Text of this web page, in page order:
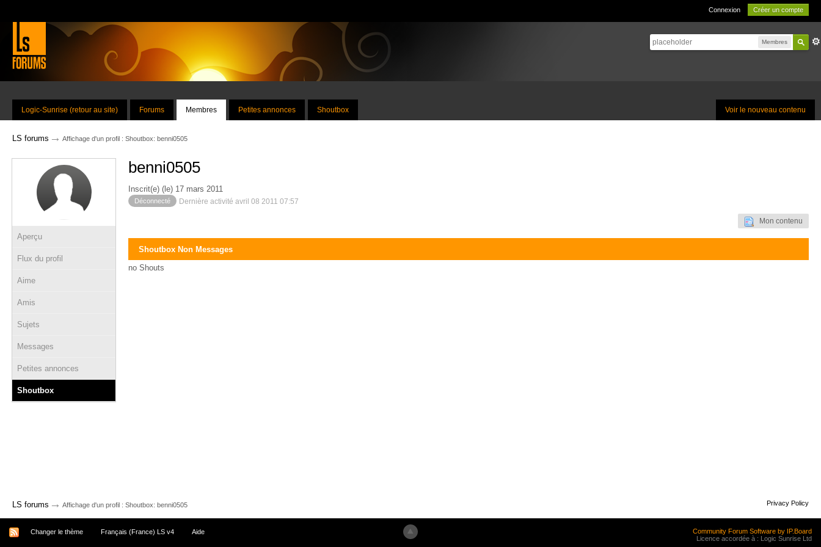
Connexion Créer un compte
Membres
Voir le nouveau contenu
Logic-Sunrise (retour au site) Forums Membres Petites annonces Shoutbox
LS forums → Affichage d'un profil : Shoutbox: benni0505
Aperçu
Flux du profil
Aime
Amis
Sujets
Messages
Petites annonces
Shoutbox
benni0505
Inscrit(e) (le) 17 mars 2011
Déconnecté Dernière activité avril 08 2011 07:57
Mon contenu
Shoutbox Non Messages
no Shouts
LS forums → Affichage d'un profil : Shoutbox: benni0505 Privacy Policy
Changer le thème Français (France) LS v4 Aide
Community Forum Software by IP.Board
Licence accordée à : Logic Sunrise Ltd